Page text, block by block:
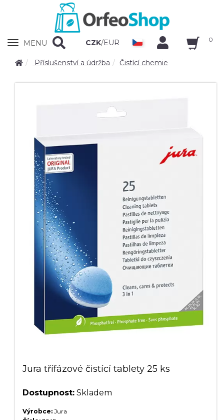
Zobrazit
MENU CZK/EUR 0
Příslušenství a údržba Čistící chemie
Jura třífázové čistící tablety 25 ks
Dostupnost: Skladem
Výrobce: Jura